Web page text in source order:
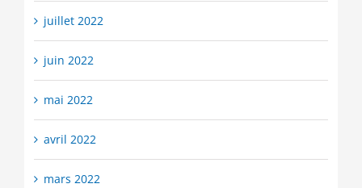
juillet 2022
juin 2022
mai 2022
avril 2022
mars 2022